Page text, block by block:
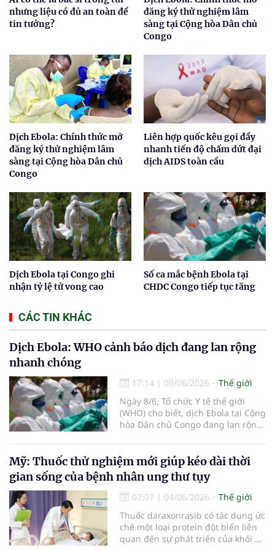
nhưng liệu có đủ an toàn để
tin tưởng?
đăng ký thử nghiệm lâm
sàng tại Cộng hòa Dân chủ
Congo
Dịch Ebola: Chính thức mở
đăng ký thử nghiệm lâm
sàng tại Cộng hòa Dân chủ
Congo
Liên hợp quốc kêu gọi đẩy
nhanh tiến độ chấm dứt đại
dịch AIDS toàn cầu
Dịch Ebola tại Congo ghi
nhận tỷ lệ tử vong cao
Số ca mắc bệnh Ebola tại
CHDC Congo tiếp tục tăng
CÁC TIN KHÁC
Dịch Ebola: WHO cảnh báo dịch đang lan rộng
nhanh chóng
17:14 | 09/06/2026
Thế giới
Ngày 8/6, Tổ chức Y tế thế giới
(WHO) cho biết, dịch Ebola tại Cộng
hòa Dân chủ Congo đang lan rộng
lây truyền xuyên biên giới sang
Uganda.
Mỹ: Thuốc thử nghiệm mới giúp kéo dài thời
gian sống của bệnh nhân ung thư tụy
07:07 | 04/06/2026
Thế giới
Thuốc daraxonrasib có tác dụng ức
chế một loại protein đột biến liên
quan đến sự phát triển của khối u,